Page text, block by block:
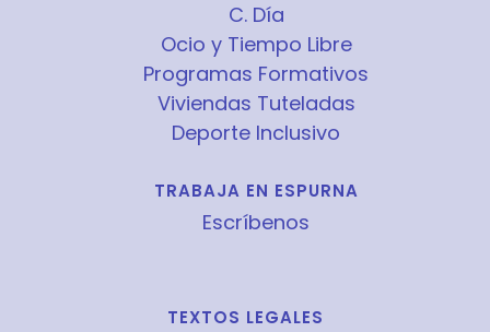
C. Día
Ocio y Tiempo Libre
Programas Formativos
Viviendas Tuteladas
Deporte Inclusivo
TRABAJA EN ESPURNA
Escríbenos
TEXTOS LEGALES